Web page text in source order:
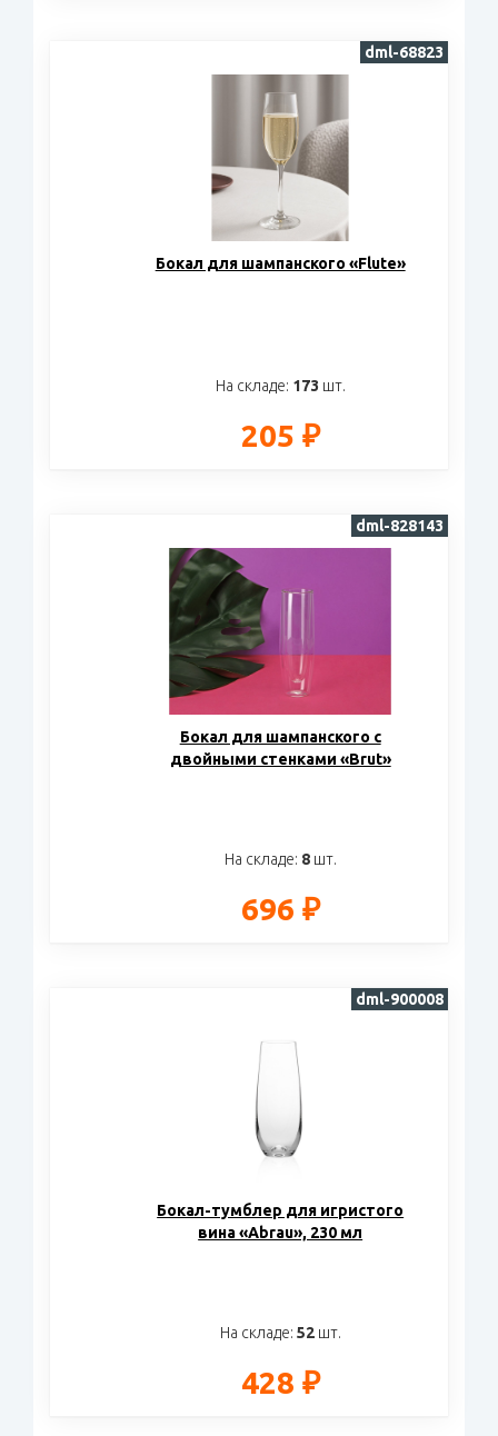
Бокал для шампанского «Flute»
На складе: 173 шт.
205 ₽
dml-68823
Бокал для шампанского с
двойными стенками «Brut»
На складе: 8шт.
696 ₽
dml-828143
Бокал-тумблер для игристого
вина «Abrau», 230 мл
На складе: 52шт.
428 ₽
dml-900008